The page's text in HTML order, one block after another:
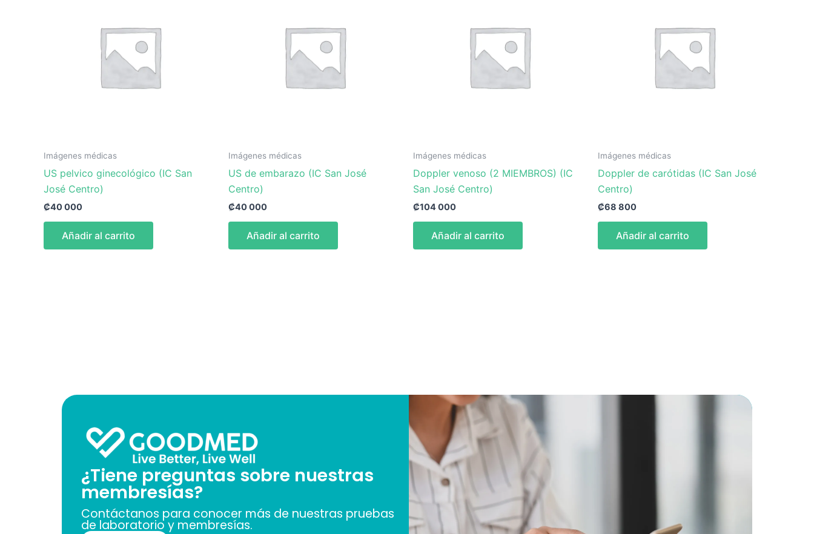
Imágenes médicas
US pelvico ginecológico (IC San
José Centro)
₡40 000
Añadir al carrito
Imágenes médicas
US de embarazo (IC San José
Centro)
₡40 000
Añadir al carrito
Imágenes médicas
Doppler venoso (2 MIEMBROS) (IC
San José Centro)
₡104 000
Añadir al carrito
Imágenes médicas
Doppler de carótidas (IC San José
Centro)
₡68 800
Añadir al carrito
¿Tiene preguntas sobre nuestras
membresías?
Contáctanos para conocer más de nuestras pruebas
de laboratorio y membresías.